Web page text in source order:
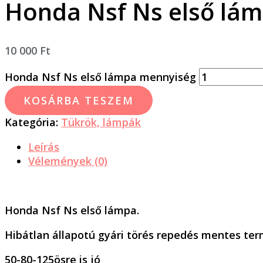
Honda Nsf Ns első
10 000 Ft
Honda Nsf Ns első lámpa mennyiség
KOSÁRBA TESZEM
Kategória: Tükrök, lámpák
Leírás
Vélemények (0)
Honda Nsf Ns első lámpa.
Hibátlan állapotú gyári törés repedés mentes
50-80-125ösre is jó